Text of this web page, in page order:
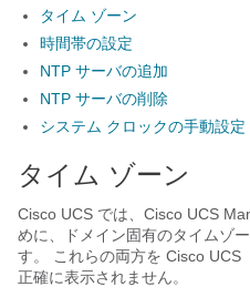
タイム ゾーン
時間帯の設定
NTP サーバの追加
NTP サーバの削除
システム クロックの手動設定
タイム ゾーン
Cisco UCS では、 Cisco UCS
めに、ドメイン固有のタイムゾ
す。 これらの両方を Cisco UCS
正確に表示されません。